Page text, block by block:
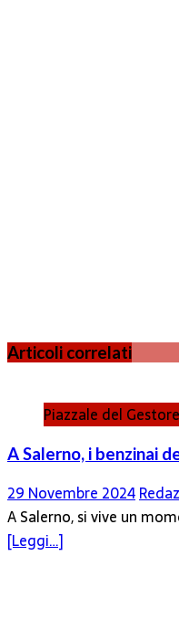
Articoli correlati
Piazzale del Gestore
A Salerno, i benzinai
29 Novembre 2024
A Salerno, si vive un
[Leggi…]